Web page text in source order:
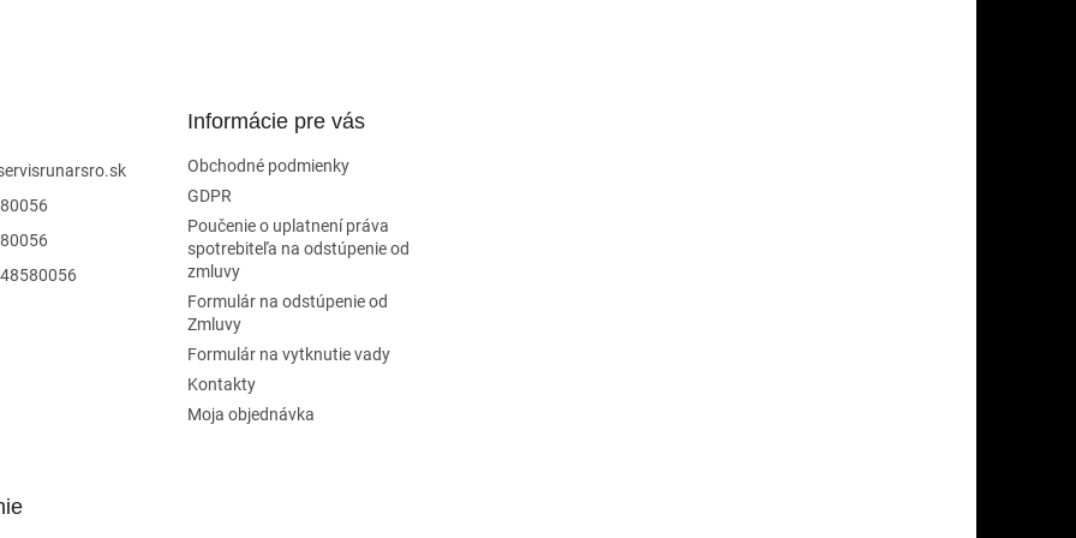
Informácie pre vás
Obchodné podmienky
GDPR
Poučenie o uplatnení práva
spotrebiteľa na odstúpenie od
zmluvy
Formulár na odstúpenie od
Zmluvy
Formulár na vytknutie vady
Kontakty
Moja objednávka